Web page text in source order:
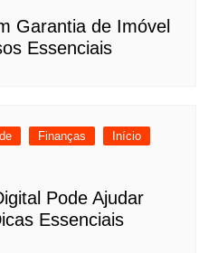
Garantia de Imóvel
Essenciais
Finanças
Início
Pode Ajudar
Essenciais